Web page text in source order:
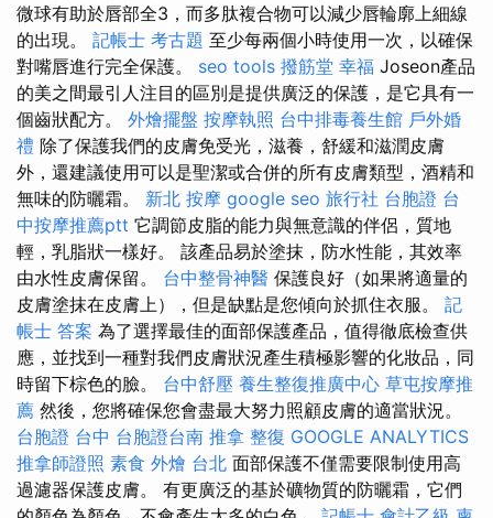
微球有助於唇部全3，而多肽複合物可以減少唇輪廓上細線
的出現。 記帳士 考古題 至少每兩個小時使用一次，以確保
對嘴唇進行完全保護。 seo tools 撥筋堂 幸福 Joseon產品
的美之間最引人注目的區別是提供廣泛的保護，是它具有一
個齒狀配方。 外燴擺盤 按摩執照 台中排毒養生館 戶外婚
禮 除了保護我們的皮膚免受光，滋養，舒緩和滋潤皮膚
外，還建議使用可以是聖潔或合併的所有皮膚類型，酒精和
無味的防曬霜。 新北 按摩 google seo 旅行社 台胞證 台
中按摩推薦ptt 它調節皮脂的能力與無意識的伴侶，質地
輕，乳脂狀一樣好。 該產品易於塗抹，防水性能，其效率
由水性皮膚保留。 台中整骨神醫 保護良好（如果將適量的
皮膚塗抹在皮膚上），但是缺點是您傾向於抓住衣服。 記
帳士 答案 為了選擇最佳的面部保護產品，值得徹底檢查供
應，並找到一種對我們皮膚狀況產生積極影響的化妝品，同
時留下棕色的臉。 台中舒壓 養生整復推廣中心 草屯按摩推
薦 然後，您將確保您會盡最大努力照顧皮膚的適當狀況。
台胞證 台中 台胞證台南 推拿 整復 GOOGLE ANALYTICS
推拿師證照 素食 外燴 台北 面部保護不僅需要限制使用高
過濾器保護皮膚。 有更廣泛的基於礦物質的防曬霜，它們